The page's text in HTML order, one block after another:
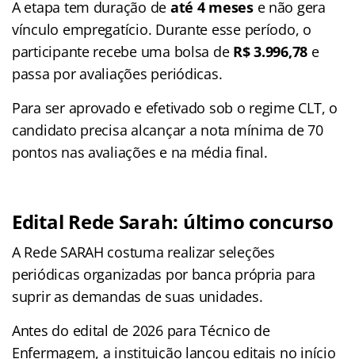
A etapa tem duração de até 4 mesese não gera
vínculo empregatício. Durante esse período, o
participante recebe uma bolsa de R$ 3.996,78 e
passa por avaliações periódicas.
Para ser aprovado e efetivado sob o regime CLT, o
candidato precisa alcançar a nota mínima de 70
pontos nas avaliações e na média final.
Edital Rede Sarah: último concurso
A Rede SARAH costuma realizar seleções
periódicas organizadas por banca própria para
suprir as demandas de suas unidades.
Antes do edital de 2026 para Técnico de
Enfermagem, a instituição lançou editais no início